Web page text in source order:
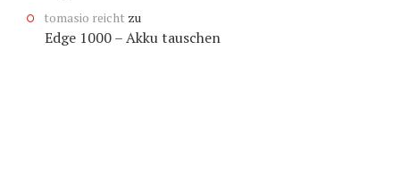
tomasio reicht zu
Edge 1000 – Akku tauschen